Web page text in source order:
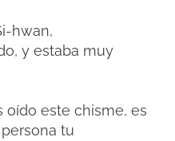
hwan,
y estaba muy
oído este chisme, es
tu